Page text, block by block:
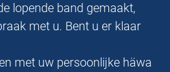
lopende band gemaakt,
met u. Bent u er klaar
met uw persoonlijke häwa